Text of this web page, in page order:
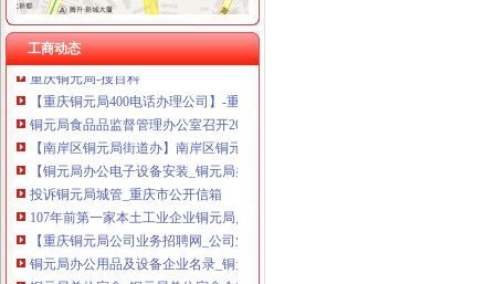
工商动态
【重庆铜元局采购招聘网_采购招聘信息】-重庆智联招聘
【重庆铜元局办公室装修公司_小型办公室装修_办公室装修费用】-重
重庆铜元局-搜百科
【重庆铜元局400电话办理公司】-重庆赶集网
铜元局食品品监督管理办公室召开2017年度辖区食品安全工作部署会
【南岸区铜元局街道办】南岸区铜元局街道办电话,南岸区铜元局街道
【铜元局办公电子设备安装_铜元局办公桌椅安装】-58到家
投诉铜元局城管_重庆市公开信箱
107年前第一家本土工业企业铜元局点亮重庆第一盏灯_新浪重庆新闻_
【重庆铜元局公司业务招聘网_公司业务招聘信息】-重庆智联招聘
铜元局办公用品及设备企业名录_铜元局办公用品及设备公司黄页–铜
铜元局单位宿舍_铜元局单位宿舍介绍